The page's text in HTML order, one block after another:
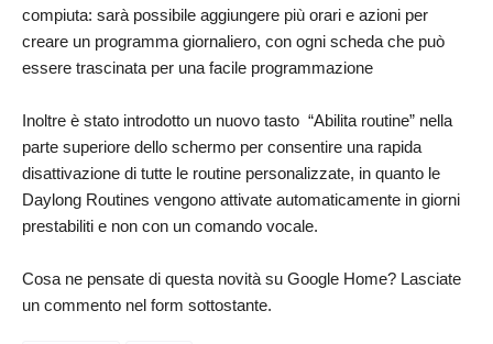
compiuta: sarà possibile aggiungere più orari e azioni per
creare un programma giornaliero, con ogni scheda che può
essere trascinata per una facile programmazione
Inoltre è stato introdotto un nuovo tasto “Abilita routine” nella
parte superiore dello schermo per consentire una rapida
disattivazione di tutte le routine personalizzate, in quanto le
Daylong Routines vengono attivate automaticamente in giorni
prestabiliti e non con un comando vocale.
Cosa ne pensate di questa novità su Google Home? Lasciate
un commento nel form sottostante.